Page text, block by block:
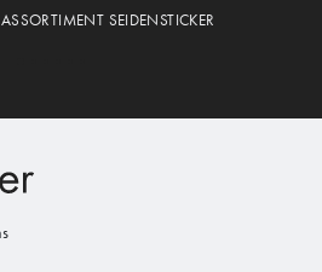
SEIDENSTICKER